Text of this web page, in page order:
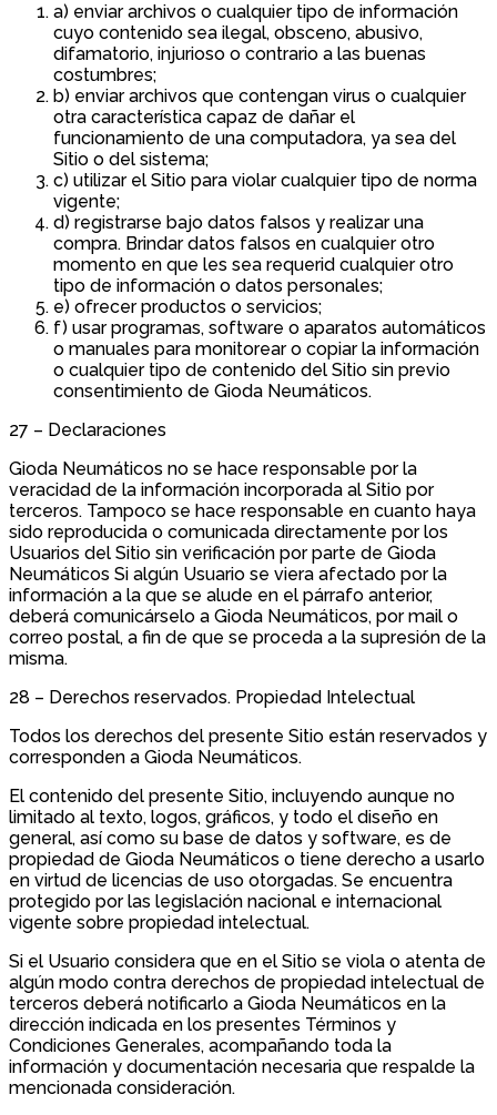
a) enviar archivos o cualquier tipo de información
cuyo contenido sea ilegal, obsceno, abusivo,
difamatorio, injurioso o contrario a las buenas
costumbres;
b) enviar archivos que contengan virus o cualquier
otra característica capaz de dañar el
funcionamiento de una computadora, ya sea del
Sitio o del sistema;
c) utilizar el Sitio para violar cualquier tipo de norma
vigente;
d) registrarse bajo datos falsos y realizar una
compra. Brindar datos falsos en cualquier otro
momento en que les sea requerid cualquier otro
tipo de información o datos personales;
e) ofrecer productos o servicios;
f) usar programas, software o aparatos automáticos
o manuales para monitorear o copiar la información
o cualquier tipo de contenido del Sitio sin previo
consentimiento de Gioda Neumáticos.
27 – Declaraciones
Gioda Neumáticos no se hace responsable por la
veracidad de la información incorporada al Sitio por
terceros. Tampoco se hace responsable en cuanto haya
sido reproducida o comunicada directamente por los
Usuarios del Sitio sin verificación por parte de Gioda
Neumáticos Si algún Usuario se viera afectado por la
información a la que se alude en el párrafo anterior,
deberá comunicárselo a Gioda Neumáticos, por mail o
correo postal, a fin de que se proceda a la supresión de la
misma.
28 – Derechos reservados. Propiedad Intelectual
Todos los derechos del presente Sitio están reservados y
corresponden a Gioda Neumáticos.
El contenido del presente Sitio, incluyendo aunque no
limitado al texto, logos, gráficos, y todo el diseño en
general, así como su base de datos y software, es de
propiedad de Gioda Neumáticos o tiene derecho a usarlo
en virtud de licencias de uso otorgadas. Se encuentra
protegido por las legislación nacional e internacional
vigente sobre propiedad intelectual.
Si el Usuario considera que en el Sitio se viola o atenta de
algún modo contra derechos de propiedad intelectual de
terceros deberá notificarlo a Gioda Neumáticos en la
dirección indicada en los presentes Términos y
Condiciones Generales, acompañando toda la
información y documentación necesaria que respalde la
mencionada consideración.